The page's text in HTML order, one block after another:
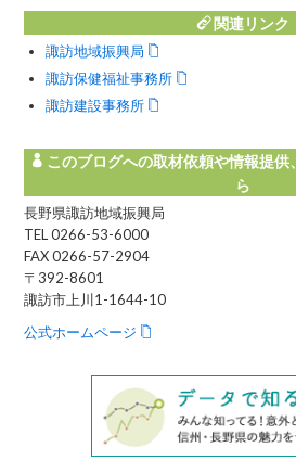
関連リンク
諏訪地域振興局
諏訪保健福祉事務所
諏訪建設事務所
このブログへの取材依頼や情報提
ら
長野県諏訪地域振興局
TEL 0266-53-6000
FAX 0266-57-2904
〒392-8601
諏訪市上川1-1644-10
公式ホームページ